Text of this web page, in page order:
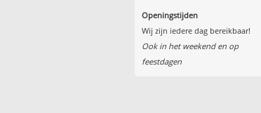
Openingstijden
Wij zijn iedere dag bereikbaar!
Ook in het weekend en op
feestdagen